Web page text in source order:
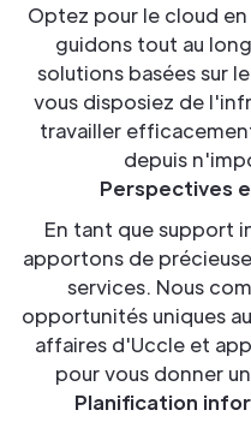
Optez pour le cloud
guidons tout au
solutions basées sur
vous disposiez de
travailler
depuis
Perspectives
En tant que support
apportons de
services. Nous
opportunités uniques
affaires d'Uccle et
pour vous donner
Planification